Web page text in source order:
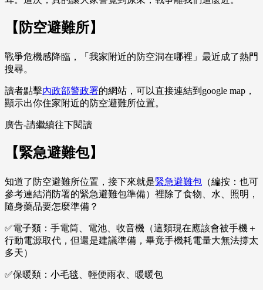
【防空避難所】
戰爭危機感降臨，「我家附近的防空洞在哪裡」最近成了熱門
搜尋。
讀者點擊內政部警政署的網站，可以直接連結到google map，
顯示出你住家附近的防空避難所位置。
廣告-請繼續往下閱讀
【緊急避難包】
知道了防空避難所位置，接下來就是緊急避難包 （編按：也可
參考連結消防署的緊急避難包準備）裡除了食物、水、照明，
隨身藥品要怎麼準備？
✅電子類：手電筒、電池、收音機（這類現在應該會被手機＋
行動電源取代，但還是建議準備，畢竟手機耗電量大無法撐太
多天）
✅保暖類：小毛毯、輕便雨衣、暖暖包